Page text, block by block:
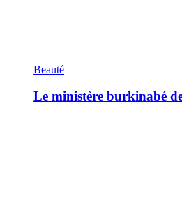
Beauté
Le ministère burkinabé